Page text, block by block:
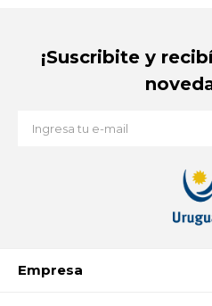
Empresa
¡Suscribite y